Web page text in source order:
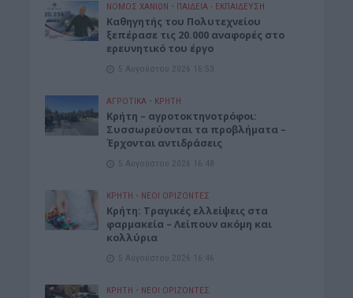
ΝΟΜΌΣ ΧΑΝΊΩΝ • ΠΑΙΔΕΙΑ - ΕΚΠΑΙΔΕΥΣΗ
Καθηγητής του Πολυτεχνείου
ξεπέρασε τις 20.000 αναφορές στο
ερευνητικό του έργο
5 Αυγούστου 2026 16:53
ΑΓΡΟΤΙΚΑ • ΚΡΗΤΗ
Κρήτη – αγροτοκτηνοτρόφοι:
Συσσωρεύονται τα προβλήματα –
Έρχονται αντιδράσεις
5 Αυγούστου 2026 16:48
ΚΡΗΤΗ • ΝΕΟΙ ΟΡΙΖΟΝΤΕΣ
Κρήτη: Τραγικές ελλείψεις στα
φαρμακεία – Λείπουν ακόμη και
κολλύρια
5 Αυγούστου 2026 16:46
ΚΡΗΤΗ • ΝΕΟΙ ΟΡΙΖΟΝΤΕΣ